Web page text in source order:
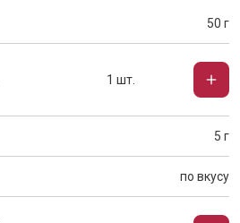
50 г
1 шт.
5 г
по вкусу